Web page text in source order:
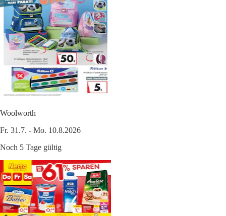
Woolworth
Fr. 31.7. - Mo. 10.8.2026
Noch 5 Tage gültig